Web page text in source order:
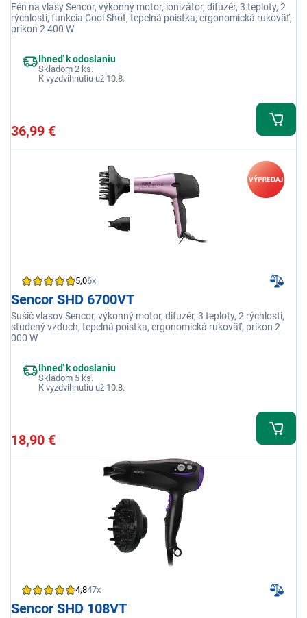
Fén na vlasy Sencor, výkonný motor, ionizátor, difuzér, 3 teploty, 2
rýchlosti, funkcia Cool Shot, tepelná poistka, ergonomická rukoväť,
príkon 2 400 W
Ihneď k odoslaniu
Skladom 2 ks.
K vyzdvihnutiu už 10.8.
36,99 €
5,06x
Sencor SHD 6700VT
Sušič vlasov Sencor, výkonný motor, difuzér, 3 teploty, 2 rýchlosti,
studený vzduch, tepelná poistka, ergonomická rukoväť, príkon 2
000 W
Ihneď k odoslaniu
Skladom 5 ks.
K vyzdvihnutiu už 10.8.
18,90 €
4,847x
Sencor SHD 108VT